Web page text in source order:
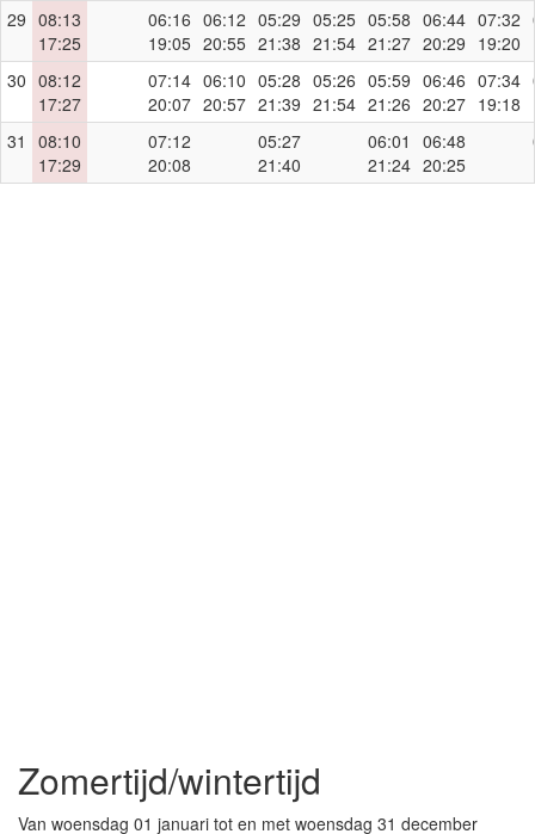
29 08:13
17:25
06:16
19:05
06:12
20:55
05:29
21:38
05:25
21:54
05:58
21:27
06:44
20:29
07:32
19:20
30 08:12
17:27
07:14
20:07
06:10
20:57
05:28
21:39
05:26
21:54
05:59
21:26
06:46
20:27
07:34
19:18
31
08:10
17:29
07:12
20:08
05:27
21:40
06:01
21:24
06:48
20:25
Zomertijd/wintertijd
Van woensdag 01 januari tot en met woensdag 31 december